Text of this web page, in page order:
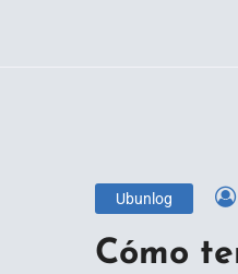
Ubunlog
Cómo